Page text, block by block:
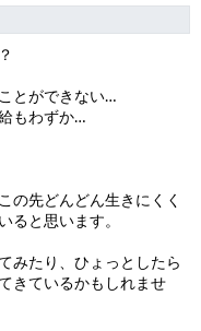
とができない…
もわずか…
の先どんどん生きにくく
ると思います。
みたり、ひょっとしたら
きているかもしれませ